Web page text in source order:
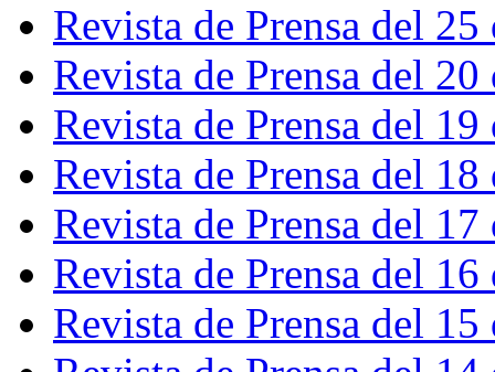
Revista de Prensa del
Revista de Prensa del
Revista de Prensa del
Revista de Prensa del
Revista de Prensa del
Revista de Prensa del
Revista de Prensa del